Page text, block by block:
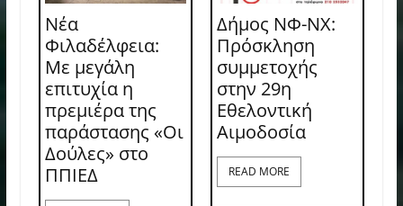
Νέα
Φιλαδέλφεια:
Με μεγάλη
επιτυχία η
πρεμιέρα της
παράστασης «Οι
Δούλες» στο
ΠΠΙΕΔ
Δήμος ΝΦ-ΝΧ:
Πρόσκληση
συμμετοχής
στην 29η
Εθελοντική
Αιμοδοσία
READ MORE